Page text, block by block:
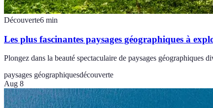
Découverte6 min
Les plus fascinantes paysages géographiques à
Plongez dans la beauté spectaculaire de paysages géographiques
paysages géographiquesdécouverte
Aug 8